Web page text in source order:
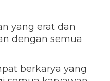
yang erat dan
dengan semua
berkarya yang